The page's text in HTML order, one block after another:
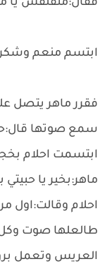
فقال:متقلقش يا
ابتسم منعم وشكر
فقرر ماهر يتصل
سمع صوتها
ابتسمت احلام
ماهر:بخير يا
احلام وقالت:اول
طالعلها صوت
العريس وتعمل